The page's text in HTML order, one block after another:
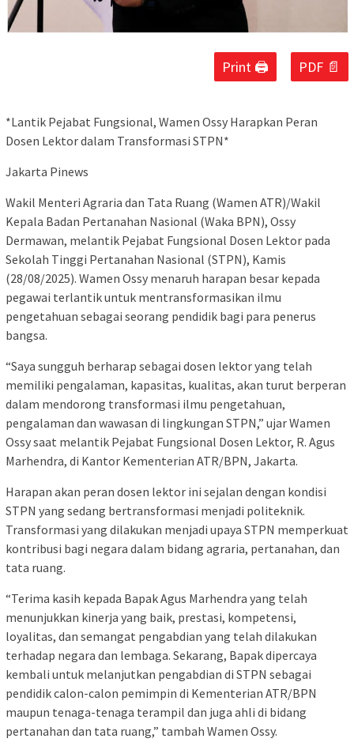
Print 🖨 PDF 📄
*Lantik Pejabat Fungsional, Wamen Ossy Harapkan Peran
Dosen Lektor dalam Transformasi STPN*
Jakarta Pinews
Wakil Menteri Agraria dan Tata Ruang (Wamen ATR)/Wakil
Kepala Badan Pertanahan Nasional (Waka BPN), Ossy
Dermawan, melantik Pejabat Fungsional Dosen Lektor pada
Sekolah Tinggi Pertanahan Nasional (STPN), Kamis
(28/08/2025). Wamen Ossy menaruh harapan besar kepada
pegawai terlantik untuk mentransformasikan ilmu
pengetahuan sebagai seorang pendidik bagi para penerus
bangsa.
“Saya sungguh berharap sebagai dosen lektor yang telah
memiliki pengalaman, kapasitas, kualitas, akan turut berperan
dalam mendorong transformasi ilmu pengetahuan,
pengalaman dan wawasan di lingkungan STPN,” ujar Wamen
Ossy saat melantik Pejabat Fungsional Dosen Lektor, R. Agus
Marhendra, di Kantor Kementerian ATR/BPN, Jakarta.
Harapan akan peran dosen lektor ini sejalan dengan kondisi
STPN yang sedang bertransformasi menjadi politeknik.
Transformasi yang dilakukan menjadi upaya STPN memperkuat
kontribusi bagi negara dalam bidang agraria, pertanahan, dan
tata ruang.
“Terima kasih kepada Bapak Agus Marhendra yang telah
menunjukkan kinerja yang baik, prestasi, kompetensi,
loyalitas, dan semangat pengabdian yang telah dilakukan
terhadap negara dan lembaga. Sekarang, Bapak dipercaya
kembali untuk melanjutkan pengabdian di STPN sebagai
pendidik calon-calon pemimpin di Kementerian ATR/BPN
maupun tenaga-tenaga terampil dan juga ahli di bidang
pertanahan dan tata ruang,” tambah Wamen Ossy.